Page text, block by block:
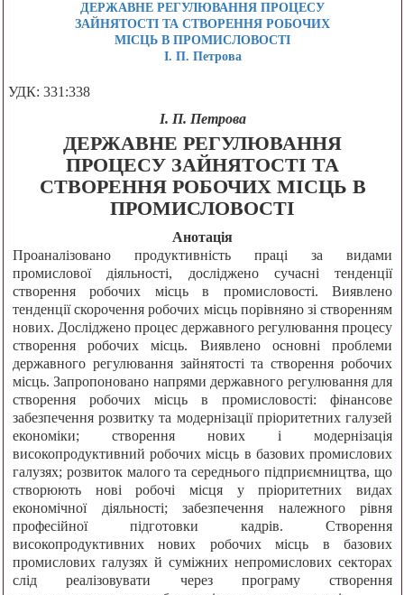
ДЕРЖАВНЕ РЕГУЛЮВАННЯ ПРОЦЕСУ
ЗАЙНЯТОСТІ ТА СТВОРЕННЯ РОБОЧИХ
МІСЦЬ В ПРОМИСЛОВОСТІ
І. П. Петрова
УДК: 331:338
І. П. Петрова
ДЕРЖАВНЕ РЕГУЛЮВАННЯ
ПРОЦЕСУ ЗАЙНЯТОСТІ ТА
СТВОРЕННЯ РОБОЧИХ МІСЦЬ В
ПРОМИСЛОВОСТІ
Анотація
Проаналізовано продуктивність праці за видами
промислової діяльності, досліджено сучасні тенденції
створення робочих місць в промисловості. Виявлено
тенденції скорочення робочих місць порівняно зі створенням
нових. Досліджено процес державного регулювання процесу
створення робочих місць. Виявлено основні проблеми
державного регулювання зайнятості та створення робочих
місць. Запропоновано напрями державного регулювання для
створення робочих місць в промисловості: фінансове
забезпечення розвитку та модернізації пріоритетних галузей
економіки; створення нових і модернізація
високопродуктивний робочих місць в базових промислових
галузях; розвиток малого та середнього підприємництва, що
створюють нові робочі місця у пріоритетних видах
економічної діяльності; забезпечення належного рівня
професійної підготовки кадрів. Створення
високопродуктивних нових робочих місць в базових
промислових галузях й суміжних непромислових секторах
слід реалізовувати через програму створення